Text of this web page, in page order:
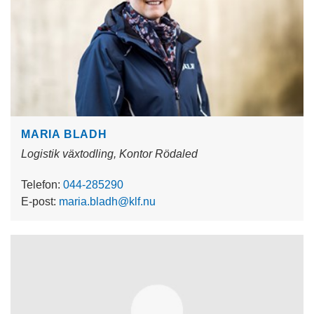
MARIA BLADH
Logistik växtodling, Kontor Rödaled
Telefon: 044-285290
E-post: maria.bladh@klf.nu